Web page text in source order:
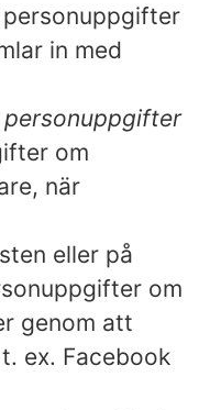
in med
personuppgifter
om
när
eller på
om
genom att
ex. Facebook